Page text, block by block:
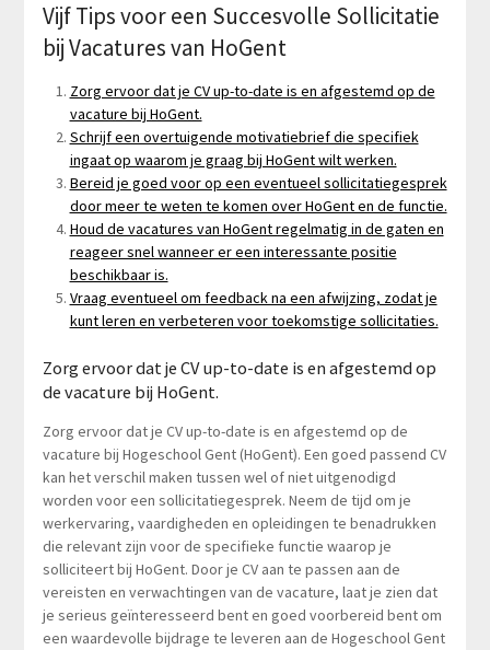
Vijf Tips voor een Succesvolle Sollicitatie
bij Vacatures van HoGent
Zorg ervoor dat je CV up-to-date is en afgestemd op de
vacature bij HoGent.
Schrijf een overtuigende motivatiebrief die specifiek
ingaat op waarom je graag bij HoGent wilt werken.
Bereid je goed voor op een eventueel sollicitatiegesprek
door meer te weten te komen over HoGent en de functie.
Houd de vacatures van HoGent regelmatig in de gaten en
reageer snel wanneer er een interessante positie
beschikbaar is.
Vraag eventueel om feedback na een afwijzing, zodat je
kunt leren en verbeteren voor toekomstige sollicitaties.
Zorg ervoor dat je CV up-to-date is en afgestemd op
de vacature bij HoGent.
Zorg ervoor dat je CV up-to-date is en afgestemd op de
vacature bij Hogeschool Gent (HoGent). Een goed passend CV
kan het verschil maken tussen wel of niet uitgenodigd
worden voor een sollicitatiegesprek. Neem de tijd om je
werkervaring, vaardigheden en opleidingen te benadrukken
die relevant zijn voor de specifieke functie waarop je
solliciteert bij HoGent. Door je CV aan te passen aan de
vereisten en verwachtingen van de vacature, laat je zien dat
je serieus geïnteresseerd bent en goed voorbereid bent om
een waardevolle bijdrage te leveren aan de Hogeschool Gent